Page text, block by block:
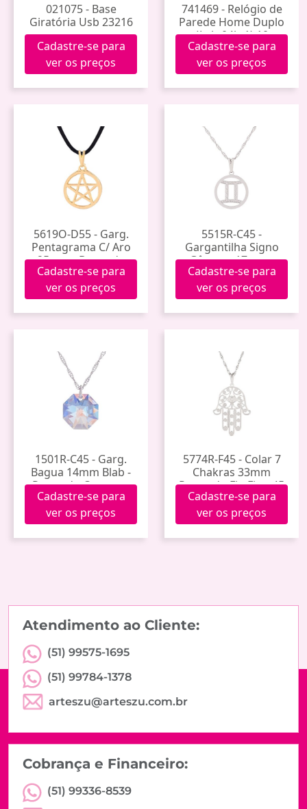
021075 - Base
Giratória Usb 23216
Cadastre-se para
ver os preços
741469 - Relógio de
Parede Home Duplo
(Js-b-04h-1) 10
Cadastre-se para
ver os preços
5619O-D55 - Garg.
Pentagrama C/ Aro
25mm - Dourado
Cordão Preto 55cm
Cadastre-se para
ver os preços
5515R-C45 -
Gargantilha Signo
Gêmeos 17mm -
Prateado Corrente
45cm
Cadastre-se para
ver os preços
1501R-C45 - Garg.
Bagua 14mm Blab -
Prateado Corrente
45cm
Cadastre-se para
ver os preços
5774R-F45 - Colar 7
Chakras 33mm
Prateado Fio Fino 45
Cm
Cadastre-se para
ver os preços
Atendimento ao Cliente:
(51) 99575-1695
(51) 99784-1378
arteszu@arteszu.com.br
Cobrança e Financeiro:
(51) 99336-8539